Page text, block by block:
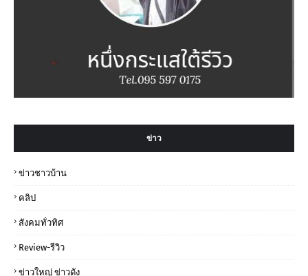
ข่าว
ข่าวชาวบ้าน
คลิป
สังคมทั่วทิศ
Review-รีวิว
ข่าวใหญ่ ข่าวดัง